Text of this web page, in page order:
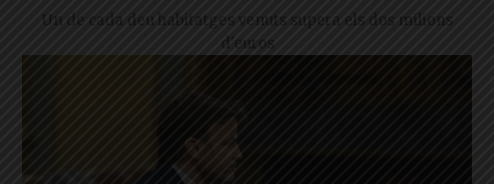
Un de cada deu habitatges venuts supera els dos milions
d'euros